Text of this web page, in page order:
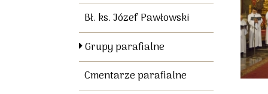
Bł. ks. Józef Pawłowski
Grupy parafialne
Cmentarze parafialne